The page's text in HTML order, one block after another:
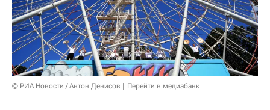
© РИА Новости / Антон Денисов Перейти в медиабанк